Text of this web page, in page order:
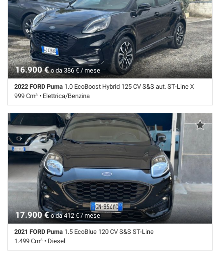
16.900 €o da 386 € / mese
2022 FORD Puma 1.0 EcoBoost Hybrid 125 CV S&S aut. ST-Line X
999 Cm³ • Elettrica/Benzina
80.246 Km • Cambio Sequenziale (7) • Nero perlato • 5 Porte • Airbag •
Airbag laterali • Airbag Passeggero • Airbag testa • Autoradio digitale •
Chiusura centralizzata • Climatizzatore • Controllo elettronico della
corsia • Controllo trazione • ESP • Frenata d'emergenza assistita •
Riconoscimento dei segnali stradali • Sensore di pioggia • Navigatore
satellitare • Specchietti laterali elettrici
17.900 €o da 412 € / mese
2021 FORD Puma 1.5 EcoBlue 120 CV S&S ST-Line
1.499 Cm³ • Diesel